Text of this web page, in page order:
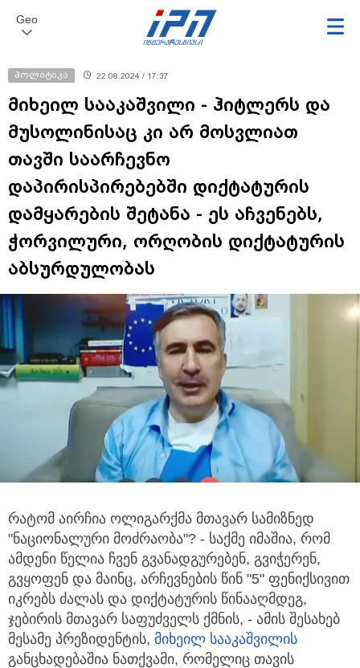
Geo
პოლიტიკა 22.08.2024 / 17:37
მიხეილ სააკაშვილი - ჰიტლერს და
მუსოლინისაც კი არ მოსვლიათ
თავში საარჩევნო
დაპირისპირებებში დიქტატურის
დამყარების შეტანა - ეს აჩვენებს,
ჭორვილური, ორღობის დიქტატურის
აბსურდულობას
რატომ აირჩია ოლიგარქმა მთავარ სამიზნედ
"ნაციონალური მოძრაობა"? - საქმე იმაშია, რომ
ამდენი წელია ჩვენ გვანადგურებენ, გვიჭერენ,
გვყოფენ და მაინც, არჩევნების წინ "5" ფენიქსივით
იკრებს ძალას და დიქტატურის წინააღმდეგ,
ჯებირის მთავარ საფუძველს ქმნის, - ამის შესახებ
მესამე პრეზიდენტის, მიხეილ სააკაშვილის
განცხადებაშია ნათქვამი, რომელიც თავის